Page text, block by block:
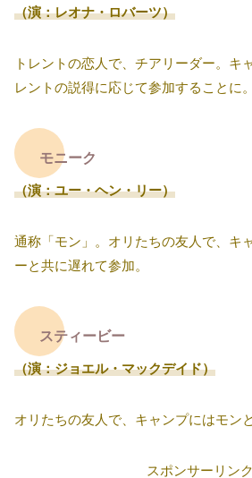
（演：レオナ・ロバーツ）
トレントの恋人で、チアリーダー。キ
レントの説得に応じて参加することに。
モニーク
（演：ユー・ヘン・リー）
通称「モン」。オリたちの友人で、キ
ーと共に遅れて参加。
スティービー
（演：ジョエル・マックデイド）
オリたちの友人で、キャンプにはモン
スポンサーリンク